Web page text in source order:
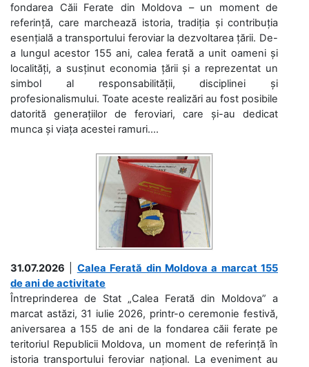
fondarea Căii Ferate din Moldova – un moment de
referință, care marchează istoria, tradiția și contribuția
esențială a transportului feroviar la dezvoltarea țării. De-
a lungul acestor 155 ani, calea ferată a unit oameni și
localități, a susținut economia țării și a reprezentat un
simbol al responsabilității, disciplinei și
profesionalismului. Toate aceste realizări au fost posibile
datorită generațiilor de feroviari, care și-au dedicat
munca și viața acestei ramuri....
31.07.2026
Calea Ferată din Moldova a marcat 155
de ani de activitate
Întreprinderea de Stat „Calea Ferată din Moldova” a
marcat astăzi, 31 iulie 2026, printr-o ceremonie festivă,
aniversarea a 155 de ani de la fondarea căii ferate pe
teritoriul Republicii Moldova, un moment de referință în
istoria transportului feroviar național. La eveniment au